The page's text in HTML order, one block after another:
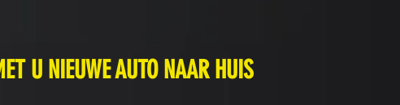
U NIEUWE AUTO NAAR HUIS